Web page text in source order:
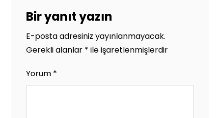
Bir yanıt yazın
E-posta adresiniz yayınlanmayacak.
Gerekli alanlar * ile işaretlenmişlerdir
Yorum *